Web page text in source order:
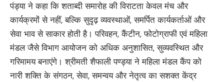
पंड्या ने कहा कि शताब्दी समारोह की विराटता केवल मंच और
कार्यक्रमों से नहीं, बल्कि सुदृढ़ व्यवस्थाओं, समर्पित कार्यकर्ताओं और
सेवा भाव से साकार होती है। परिवहन, कैंटीन, फोटोग्राफी एवं महिला
मंडल जैसे विभाग आयोजन को अधिक अनुशासित, सुव्यवस्थित और
गरिमामय बनाएंगे। श्रीमती शैफाली पण्ड्या ने महिला मंडल कैंप को
नारी शक्ति के संगठन, सेवा, समन्वय और नेतृत्व का सशक्त केंद्र